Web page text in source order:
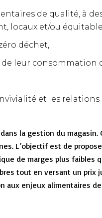
de qualité, à
locaux et/ou
déchet,
leur
et les
la gestion du
L’objectif est de
de marges plus faibles
tout en versant un
enjeux alimentaires